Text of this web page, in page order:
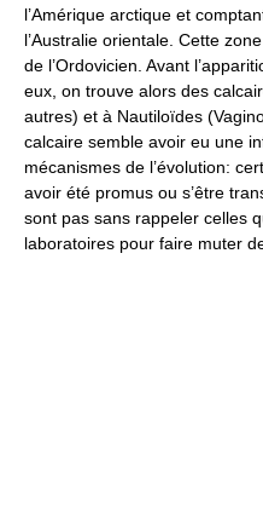
l’Amérique arctique et
l’Australie orientale. Cette
de l’Ordovicien. Avant
eux, on trouve alors des
autres) et à Nautiloïdes
calcaire semble avoir eu une
mécanismes de l’évolution:
avoir été promus ou s’être
sont pas sans rappeler celles
laboratoires pour faire muter